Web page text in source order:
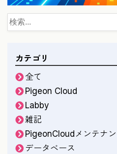
カテゴリ
全て
Pigeon Cloud
Labby
雑記
PigeonCloudメンテナ
データベース